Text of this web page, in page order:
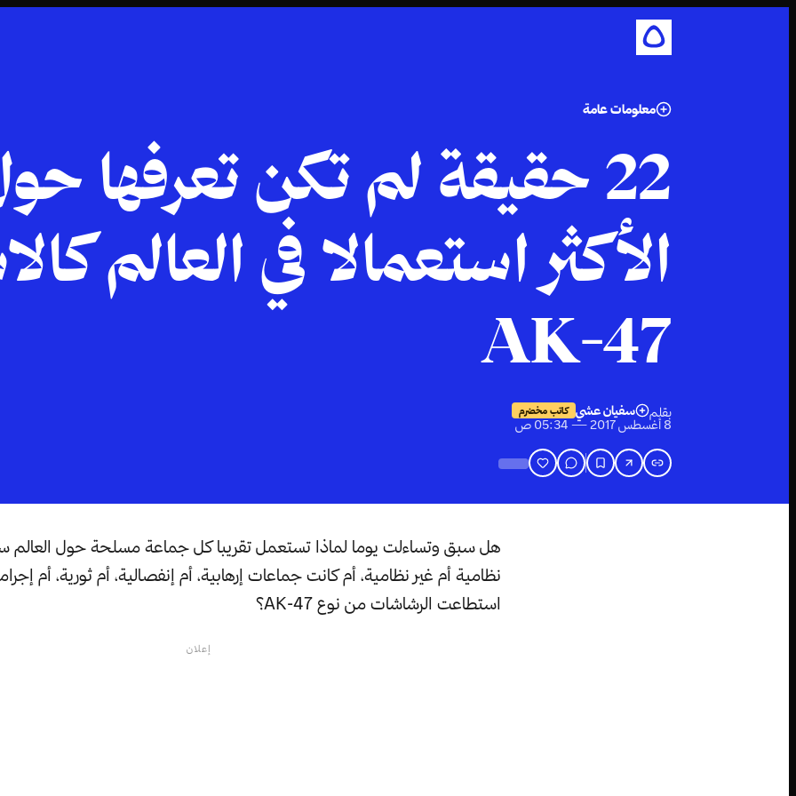
معلومات عامة
22 حقيقة لم تكن تعرفها
الأكثر استعمالا في العالم
AK-47
بقلم سفيان عشي كاتب مخضرم
8 أغسطس 2017 — 05:34 ص
هل سبق وتساءلت يوما لماذا تستعمل تقريبا كل جماعة مسلحة حول العالم
نظامية أم غير نظامية، أم كانت جماعات إرهابية، أم إنفصالية، أم ثورية، أم
استطاعت الرشاشات من نوع AK-47؟
إعلان